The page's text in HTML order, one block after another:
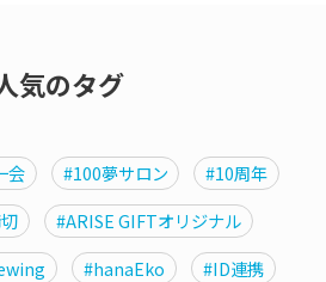
気のタグ
会 #100夢サロン
#10周年
#ARISE GIFTオリジナル
#hanaEko
#ID連携